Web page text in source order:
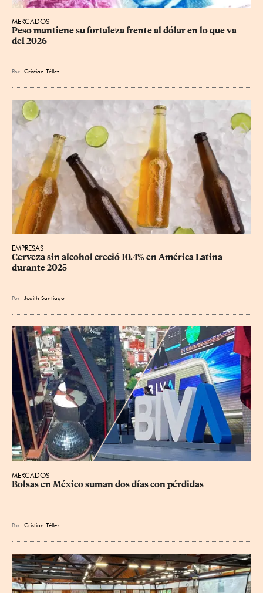
MERCADOS
Peso mantiene su fortaleza frente al dólar en lo que va
del 2026
Por Cristian Téllez
EMPRESAS
Cerveza sin alcohol creció 10.4% en América Latina
durante 2025
Por Judith Santiago
MERCADOS
Bolsas en México suman dos días con pérdidas
Por Cristian Téllez